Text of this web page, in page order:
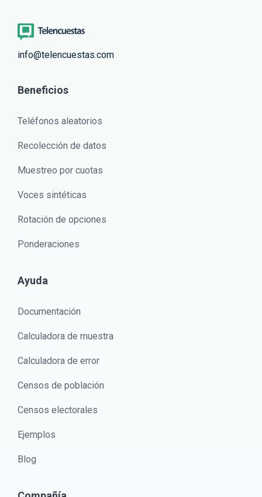
info@telencuestas.com
Beneficios
Teléfonos aleatorios
Recolección de datos
Muestreo por cuotas
Voces sintéticas
Rotación de opciones
Ponderaciones
Ayuda
Documentación
Calculadora de muestra
Calculadora de error
Censos de población
Censos electorales
Ejemplos
Blog